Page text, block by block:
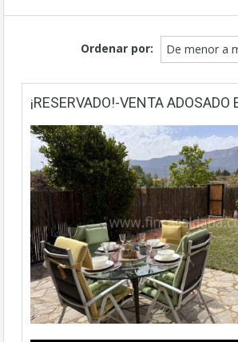
Ordenar por: De menor a
¡RESERVADO!-VENTA ADOSADO